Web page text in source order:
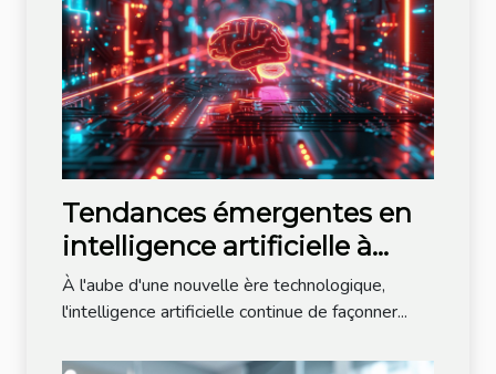
Tendances émergentes en
intelligence artificielle à
surveiller en 2023
À l'aube d'une nouvelle ère technologique,
l'intelligence artificielle continue de façonner...